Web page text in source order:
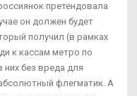
претендовала
он должен будет
получил (в рамках
к кассам метро по
них без вреда для
флегматик. А